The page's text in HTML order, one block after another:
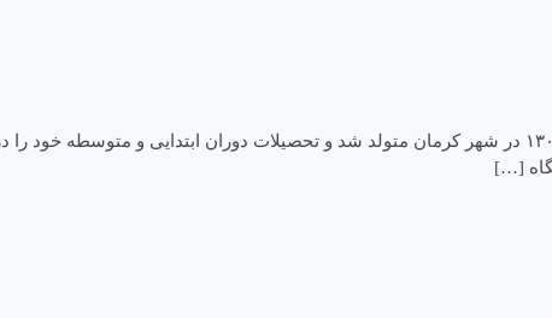
بیوگرافی ناصر عامری زندگی‌نامه و فعالیت‌های سیاسی عامری در سال ۱۳۰۷ در شهر کرمان متولد شد و
[…]